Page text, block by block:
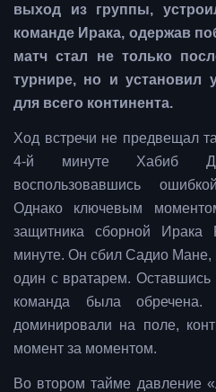
выход из группы,
команде Ирака, одержав
матч стал не только
турнире, но и установил
для всего континента.
Ход встречи не предвещал
4-й минуте Хабиб
воспользовавшись
Однако ключевым
защитника сборной
минуте. Он сбил Садио Мане,
один с вратарем. Оставшись
команда была обречена.
доминировали на поле,
момент за моментом.
Во втором тайме давление